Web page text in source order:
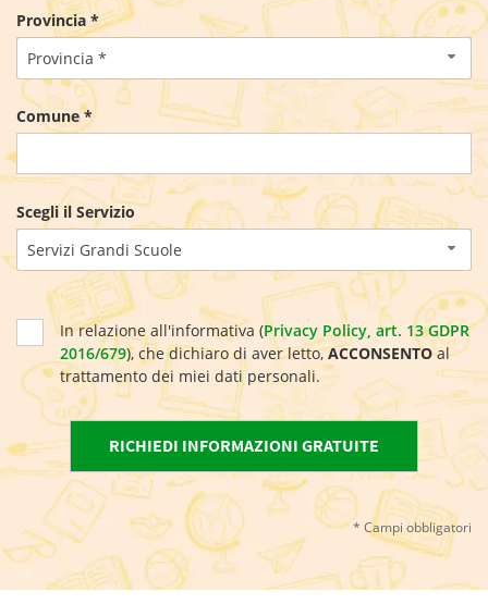
Provincia *
Provincia *
Comune *
Scegli il Servizio
Servizi Grandi Scuole
In relazione all'informativa (Privacy Policy, art. 13 GDPR
2016/679), che dichiaro di aver letto,ACCONSENTOal
trattamento dei miei dati personali.
* Campi obbligatori